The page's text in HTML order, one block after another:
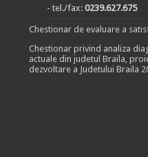
- tel./fax: 0239.627.675
Chestionar de evaluare a
Chestionar privind analiza
actuale din judetul Braila,
dezvoltare a Judetului Braila